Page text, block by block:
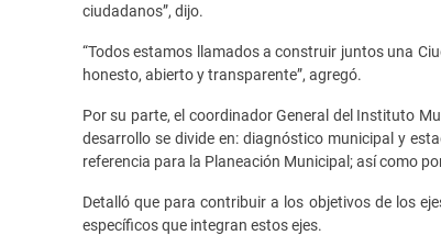
ciudadanos”, dijo.
“Todos estamos llamados a construir juntos una
honesto, abierto y transparente”, agregó.
Por su parte, el coordinador General del Instituto
desarrollo se divide en: diagnóstico municipal y
referencia para la Planeación Municipal; así como
Detalló que para contribuir a los objetivos de los
específicos que integran estos ejes.